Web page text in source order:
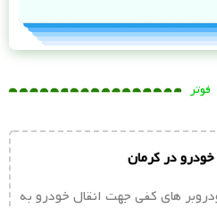
فوتر
در کرمان
های کفی جهت انقال خودرو به